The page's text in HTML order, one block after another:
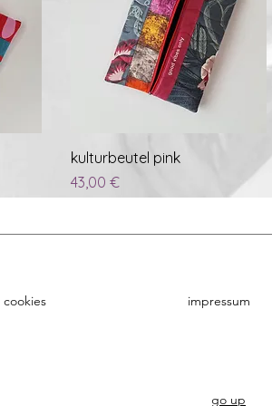
Schnellansicht
kulturbeutel pink
Preis
43,00 €
cookies impressum
go up